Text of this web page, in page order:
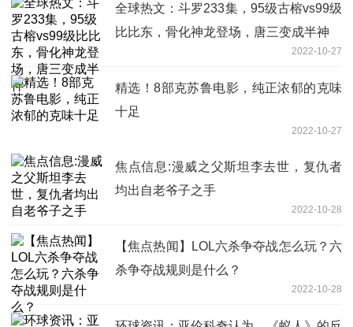
全球热文：斗罗233集，95级古榕vs99级
比比东，骨化神龙登场，唐三变成半神
2022-10-27
精选！8部克苏鲁电影，纯正浓郁的克味
十足
2022-10-27
焦点信息:漫威之父斯坦李去世，复仇者
均出自老爷子之手
2022-10-28
【焦点热闻】LOL六杀争夺战怎么玩？六
杀争夺战规则是什么？
2022-10-28